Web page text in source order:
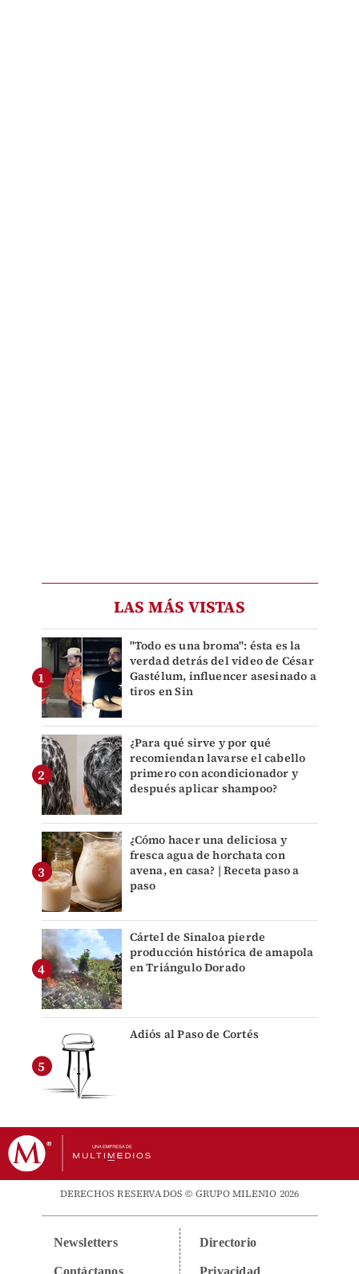
LAS MÁS VISTAS
"Todo es una broma": ésta es la
verdad detrás del video de César
Gastélum, influencer asesinado a
tiros en Sin
¿Para qué sirve y por qué
recomiendan lavarse el cabello
primero con acondicionador y
después aplicar shampoo?
¿Cómo hacer una deliciosa y
fresca agua de horchata con
avena, en casa? | Receta paso a
paso
Cártel de Sinaloa pierde
producción histórica de amapola
en Triángulo Dorado
Adiós al Paso de Cortés
DERECHOS RESERVADOS © GRUPO MILENIO 2026
Newsletters
Contáctanos
Directorio
Privacidad